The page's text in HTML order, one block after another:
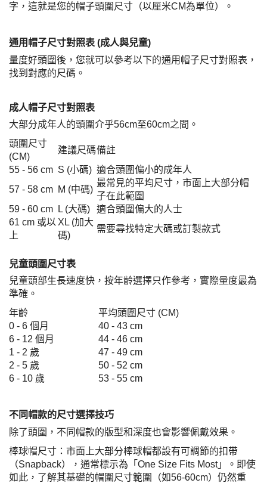
字，這就是您的帽子頭圍尺寸（以厘米CM為單位）。
通用帽子尺寸對照表 (成人與兒童)
量度好頭圍後，您就可以參考以下的通用帽子尺寸對照表，
找到對應的尺碼。
成人帽子尺寸對照表
大部分成年人的頭圍介乎56cm至60cm之間。
頭圍尺寸
(CM)
建議尺碼備註
55 - 56 cm S (小碼) 適合頭圍偏小的成年人
57 - 58 cm M (中碼)
最常見的平均尺寸，市面上大部分帽
子在此範圍
59 - 60 cm
L (大碼)
適合頭圍偏大的人士
61 cm 或以
上
XL (加大
碼)
需要尋找特定大碼或訂製款式
兒童頭圍尺寸表
兒童頭部生長速度快，按年齡選擇只作參考，實際量度最為
準確。
年齡
平均頭圍尺寸 (CM)
0 - 6 個月
40 - 43 cm
6 - 12 個月
44 - 46 cm
1 - 2 歲
47 - 49 cm
2 - 5 歲
50 - 52 cm
6 - 10 歲
53 - 55 cm
不同帽款的尺寸選擇技巧
除了頭圍，不同帽款的版型和深度也會影響佩戴效果。
棒球帽尺寸：市面上大部分棒球帽都設有可調節的扣帶
（Snapback），通常標示為「One Size Fits Most」。即使
如此，了解其基礎的帽圍尺寸範圍（如56-60cm）仍然重